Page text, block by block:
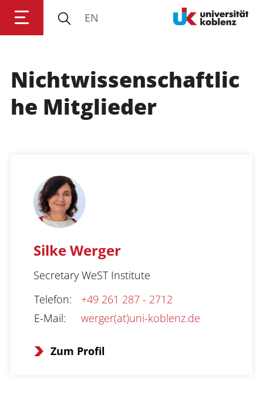
Anmelden Impressum Datenschutz
EN
Nichtwissenschaftlic
he Mitglieder
Silke Werger
Secretary WeST Institute
Telefon:
+49 261 287 - 2712
E-Mail: werger(at)uni-koblenz.de
Zum Profil